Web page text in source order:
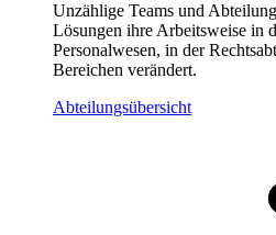
Unzählige Teams und
Lösungen ihre Arbeitsweise in
Personalwesen, in der
Bereichen verändert.
Abteilungsübersicht